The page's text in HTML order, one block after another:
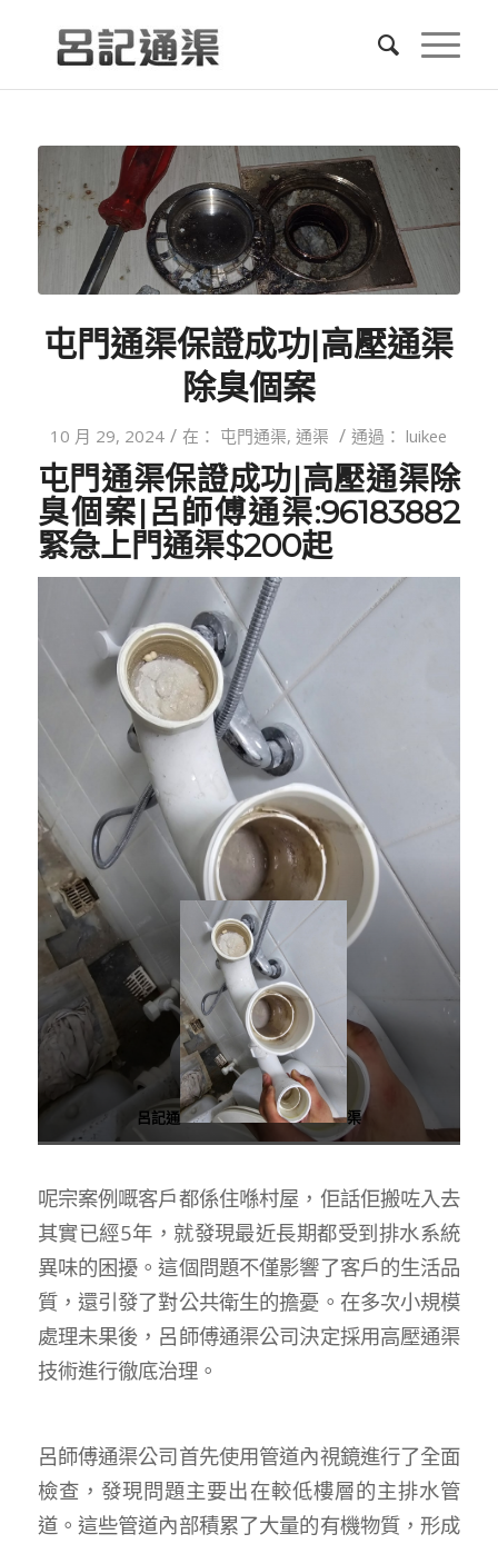
屯門通渠保證成功|高壓通渠
除臭個案
10 月 29, 2024 / 在： 屯門通渠,通渠 / 通過：luikee
屯門通渠保證成功| 高壓通渠除
臭個案|呂師傅通渠:96183882
緊急上門通渠$200起
呂記通 渠
呢宗案例嘅客戶都係住喺村屋，佢話佢搬咗入去
其實已經5年，就發現最近長期都受到排水系統
異味的困擾。這個問題不僅影響了客戶的生活品
質，還引發了對公共衛生的擔憂。在多次小規模
處理未果後，呂師傅通渠公司決定採用高壓通渠
技術進行徹底治理。
呂師傅通渠公司首先使用管道內視鏡進行了全面
檢查，發現問題主要出在較低樓層的主排水管
道。這些管道內部積累了大量的有機物質，形成